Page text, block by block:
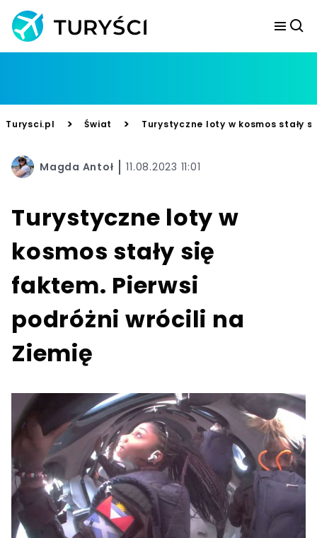
Turysci.pl > Świat > Turystyczne loty w kosmos stały
Magda Antoł 11.08.2023 11:01
Turystyczne loty w
kosmos stały się
faktem. Pierwsi
podróżni wrócili na
Ziemię